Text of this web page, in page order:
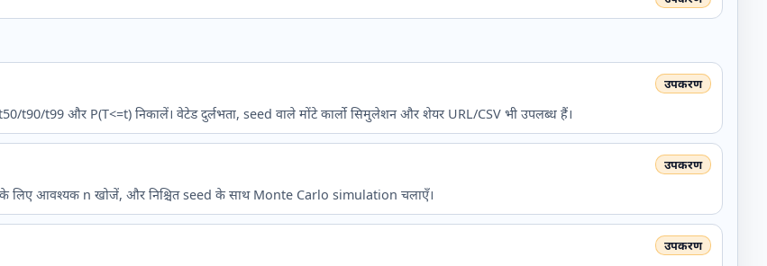
t90/t99 और P(T<=t) निकालें। वेटेड दुर्लभता, seed वाले मोंटे कार्लो सिमुलेशन और शेयर URL/CSV भी उपलब्ध हैं।
के लिए आवश्यक n खोजें, और निश्चित seed के साथ Monte Carlo simulation चलाएँ।